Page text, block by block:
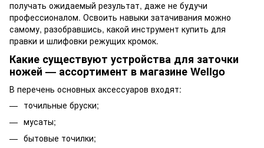
получать ожидаемый результат, даже не будучи
профессионалом. Освоить навыки затачивания можно
самому, разобравшись, какой инструмент купить для
правки и шлифовки режущих кромок.
Какие существуют устройства для заточки
ножей — ассортимент в магазине Wellgo
В перечень основных аксессуаров входят:
точильные бруски;
мусаты;
бытовые точилки;